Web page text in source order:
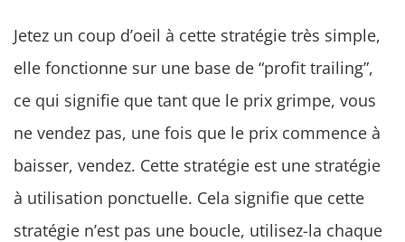
Jetez un coup d’oeil à cette stratégie très simple,
elle fonctionne sur une base de “profit trailing”,
ce qui signifie que tant que le prix grimpe, vous
ne vendez pas, une fois que le prix commence à
baisser, vendez. Cette stratégie est une stratégie
à utilisation ponctuelle. Cela signifie que cette
stratégie n’est pas une boucle, utilisez-la chaque